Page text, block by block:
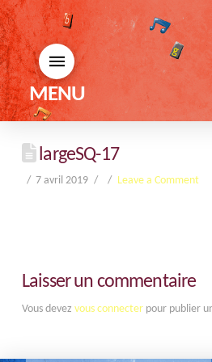
MENU
largeSQ-17
7 avril 2019 Leave a Comment
Laisser un commentaire
Vous devez vous connecterpour publier